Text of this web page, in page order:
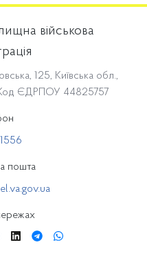
військова
125, Київська обл.,
Код ЄДРПОУ 44825757
пошта